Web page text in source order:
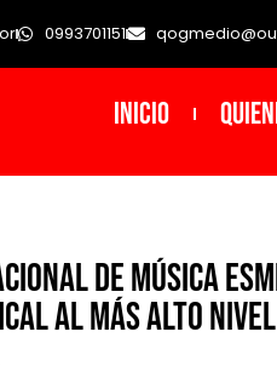
0993701151
INICIO
de Música
al más alto nivel